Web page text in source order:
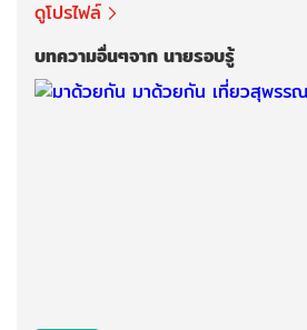
ดูโปรไฟล์
บทความอื่นๆจาก นายรอบรู้